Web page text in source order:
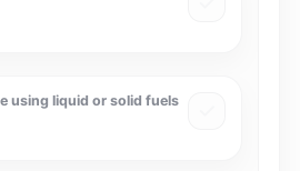
using liquid or solid fuels